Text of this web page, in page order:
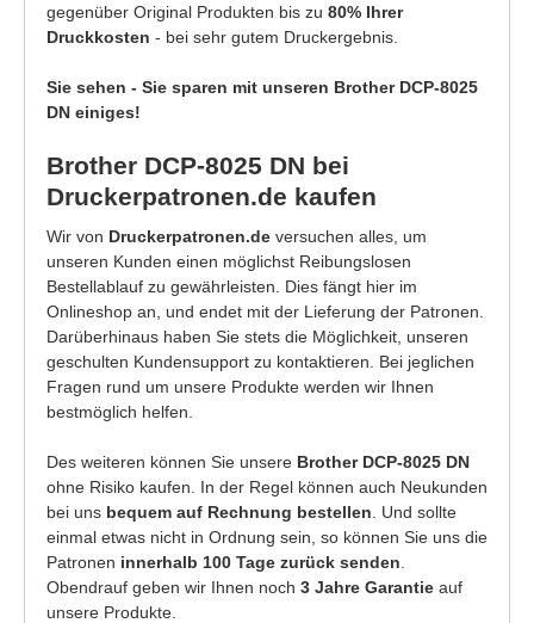
gegenüber Original Produkten bis zu 80% Ihrer
Druckkosten - bei sehr gutem Druckergebnis.
Sie sehen - Sie sparen mit unseren Brother DCP-8025
DN einiges!
Brother DCP-8025 DN bei
Druckerpatronen.de kaufen
Wir von Druckerpatronen.de versuchen alles, um
unseren Kunden einen möglichst Reibungslosen
Bestellablauf zu gewährleisten. Dies fängt hier im
Onlineshop an, und endet mit der Lieferung der Patronen.
Darüberhinaus haben Sie stets die Möglichkeit, unseren
geschulten Kundensupport zu kontaktieren. Bei jeglichen
Fragen rund um unsere Produkte werden wir Ihnen
bestmöglich helfen.
Des weiteren können Sie unsere Brother DCP-8025 DN
ohne Risiko kaufen. In der Regel können auch Neukunden
bei uns bequem auf Rechnung bestellen . Und sollte
einmal etwas nicht in Ordnung sein, so können Sie uns die
Patronen innerhalb 100 Tage zurück senden
Obendrauf geben wir Ihnen noch 3 Jahre Garantie auf
unsere Produkte.